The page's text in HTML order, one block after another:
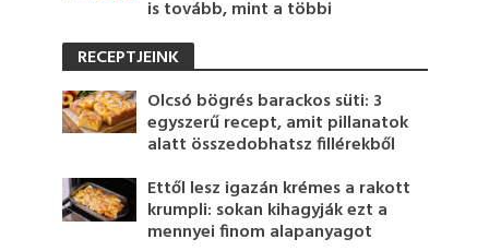
is tovább, mint a többi
RECEPTJEINK
Olcsó bögrés barackos süti: 3
egyszerű recept, amit pillanatok
alatt összedobhatsz fillérekből
Ettől lesz igazán krémes a rakott
krumpli: sokan kihagyják ezt a
mennyei finom alapanyagot